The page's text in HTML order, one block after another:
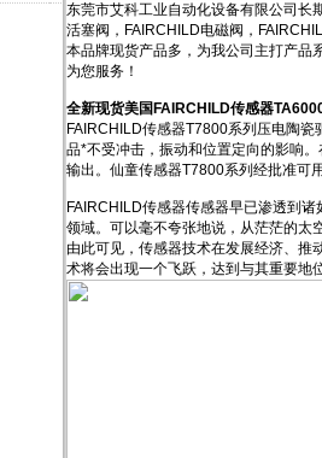
东莞市艾科工业自动化设备有限公司长
活塞阀，FAIRCHILD电磁阀，
本品牌现货产品多，为我公司主打产品
为您服务！
全新现货美国FAIRCHILD传感器
FAIRCHILD传感器T7800系列压电陶
品*不受冲击，振动和位置定向的影响
输出。仙童传感器T7800系列经批准可
FAIRCHILD传感器传感器早已渗透到
领域。可以毫不夸张地说，从茫茫的太
由此可见，传感器技术在发展经济、推
术将会出现一个飞跃，达到与其重要地